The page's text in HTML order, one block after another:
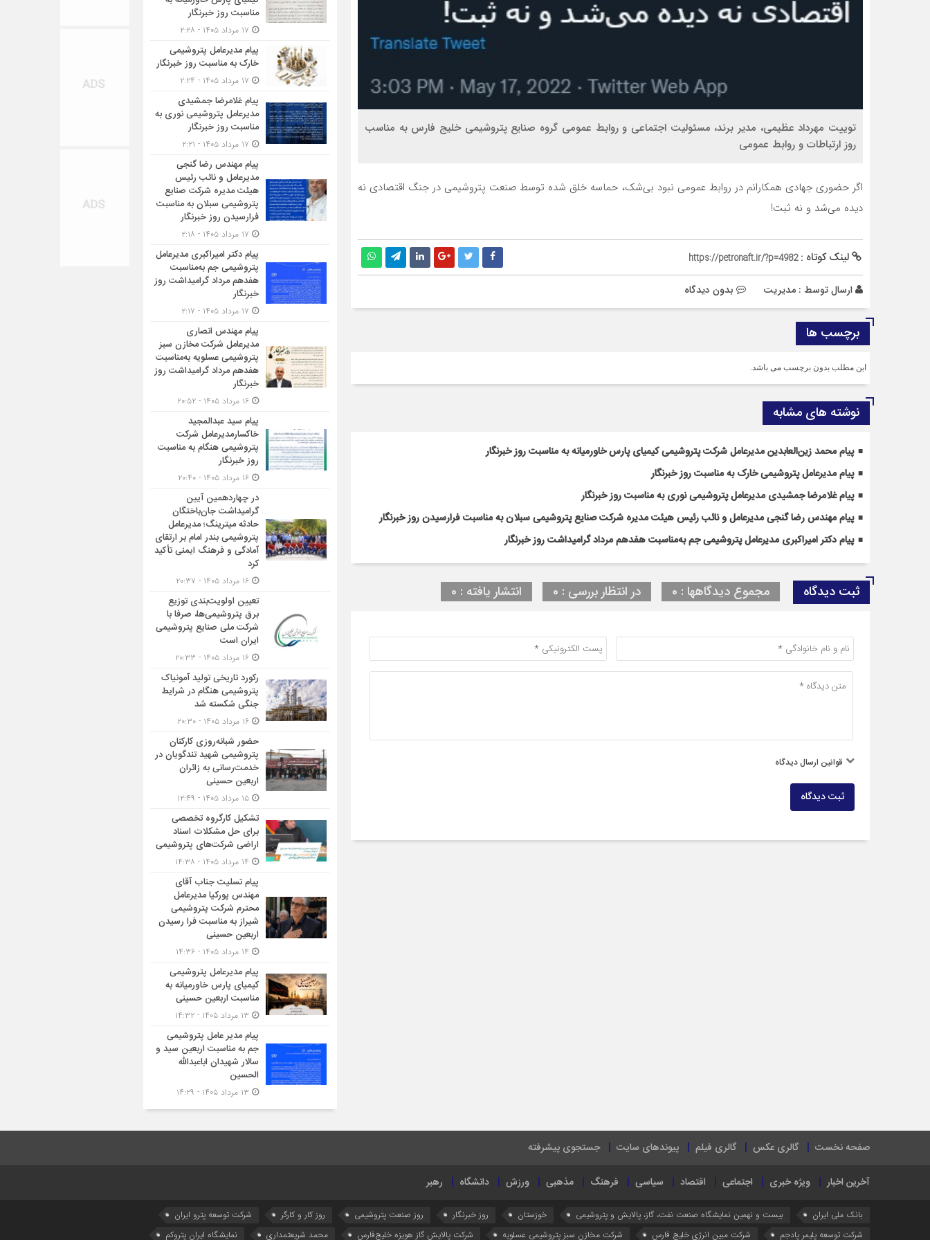
توییت مهرداد عظیمی، مدیر برند، مسئولیت اجتماعی و روابط عمومی گروه صنایع پتروشیمی خلیج فارس به مناسب
روز ارتباطات و روابط عمومی
اگر حضوری جهادی همکارانم در روابط عمومی نبود بی‌شک، حماسه خلق شده توسط صنعت پتروشیمی در جنگ اقتصادی نه
دیده می‌شد و نه ثبت!
لینک کوتاه :https://petronaft.ir/?p=4982
ارسال توسط : مدیریت بدون دیدگاه
برچسب ها
این مطلب بدون برچسب می باشد.
نوشته های مشابه
پیام محمد زین‌العابدین مدیرعامل شرکت پتروشیمی کیمیای پارس خاورمیانه به مناسبت روز خبرنگار
پیام مدیرعامل پتروشیمی خارک به مناسبت روز خبرنگار
پیام غلامرضا جمشیدی مدیرعامل پتروشیمی نوری به مناسبت روز خبرنگار
پیام مهندس رضا گنجی مدیرعامل و نائب رئیس هیئت مدیره شرکت صنایع پتروشیمی سبلان به مناسبت فرارسیدن روز خبرنگار
پیام دکتر امیراکبری مدیرعامل پتروشیمی جم به‌مناسبت هفدهم مرداد گرامیداشت روز خبرنگار
ثبت دیدگاه مجموع دیدگاهها : 0 در انتظار بررسی : 0 انتشار یافته : 0
قوانین ارسال دیدگاه
ثبت دیدگاه
مناسبت روز خبرنگار
پیام مدیرعامل پتروشیمی
خارک به مناسبت روز خبرنگار
پیام غلامرضا جمشیدی
مدیرعامل پتروشیمی نوری به
مناسبت روز خبرنگار
پیام مهندس رضا گنجی
مدیرعامل و نائب رئیس
هیئت مدیره شرکت صنایع
پتروشیمی سبلان به مناسبت
فرارسیدن روز خبرنگار
پیام دکتر امیراکبری مدیرعامل
پتروشیمی جم به‌مناسبت
هفدهم مرداد گرامیداشت روز
خبرنگار
پیام مهندس انصاری
مدیرعامل شرکت مخازن سبز
پتروشیمی عسلویه به‌مناسبت
هفدهم مرداد گرامیداشت روز
خبرنگار
پیام سید عبدالمجید
خاکسارمدیرعامل شرکت
پتروشیمی هنگام به مناسبت
روز خبرنگار
در چهاردهمین آیین
گرامیداشت جان‌باختگان
حادثه میترینگ؛ مدیرعامل
پتروشیمی بندر امام بر ارتقای
آمادگی و فرهنگ ایمنی تأکید
کرد
تعیین اولویت‌بندی توزیع
برق پتروشیمی‌ها، صرفا با
شرکت ملی صنایع پتروشیمی
ایران است
رکورد تاریخی تولید آمونیاک
پتروشیمی هنگام در شرایط
جنگی شکسته شد
حضور شبانه‌روزی کارکنان
پتروشیمی شهید تندگویان در
خدمت‌رسانی به زائران
اربعین حسینی
تشکیل کارگروه تخصصی
برای حل مشکلات اسناد
اراضی شرکت‌های پتروشیمی
پیام تسلیت جناب آقای
مهندس پوركیا مدیرعامل
محترم شركت پتروشیمی
شیراز به مناسبت فرا رسیدن
اربعین حسینی
پیام مدیرعامل پتروشیمی
کیمیای پارس خاورمیانه به
مناسبت اربعین حسینی
پیام مدیر عامل پتروشیمی
جم به مناسبت اربعین سید و
سالار شهیدان اباعبدالله
الحسین
صفحه نخست گالری عکس گالری فیلم پیوندهای سایت جستجوی پیشرفته
آخرین اخبار ویژه خبری اجتماعی اقتصاد سیاسی فرهنگ مذهبی ورزش دانشگاه رهبر
بانک ملی ایران بیست و نهمین نمایشگاه صنعت نفت، گاز، پالایش و پتروشیمی خوزستان روز خبرنگار روز صنعت پتروشیمی روز کار و کارگر
شركت توسعه پترو ایران
شرکت توسعه پلیمر پادجم
شرکت مبین انرژی خلیج فارس شرکت مخازن سبز پتروشیمی عسلویه شرکت پالایش گاز هویزه خلیج‌فارس محمد شریعتمداری نمایشگاه ایران پتروکم